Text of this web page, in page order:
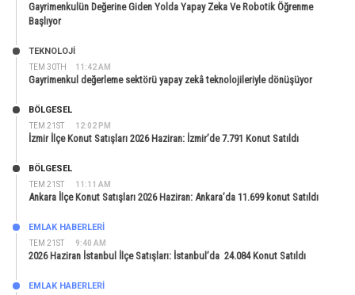
Gayrimenkulün Değerine Giden Yolda Yapay Zeka Ve Robotik Öğrenme
Başlıyor
TEM 30TH 11:42 AM
TEKNOLOJİ
Gayrimenkul değerleme sektörü yapay zekâ teknolojileriyle dönüşüyor
TEM 21ST 12:02 PM
BÖLGESEL
İzmir İlçe Konut Satışları 2026 Haziran: İzmir’de 7.791 Konut Satıldı
TEM 21ST 11:11 AM
BÖLGESEL
Ankara İlçe Konut Satışları 2026 Haziran: Ankara’da 11.699 konut Satıldı
TEM 21ST 9:40 AM
EMLAK HABERLERI
2026 Haziran İstanbul İlçe Satışları: İstanbul’da 24.084 Konut Satıldı
EMLAK HABERLERI